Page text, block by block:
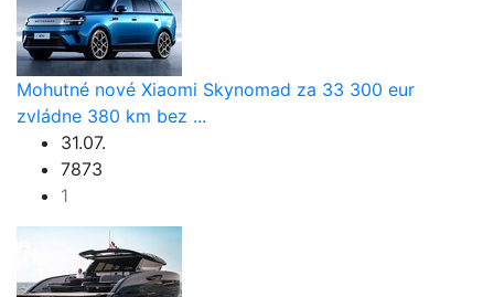
Mohutné nové Xiaomi Skynomad za 33 300 eur
zvládne 380 km bez ...
31.07.
7873
1